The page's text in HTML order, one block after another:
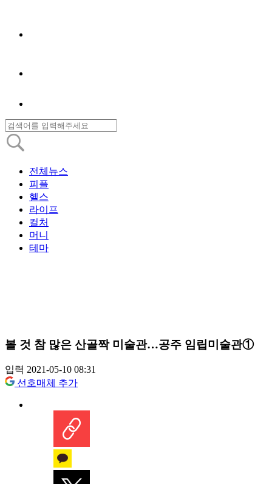
전체뉴스
피플
헬스
라이프
컬처
머니
테마
볼 것 참 많은 산골짝 미술관…공주 임립미술관①
입력 2021-05-10 08:31
선호매체 추가